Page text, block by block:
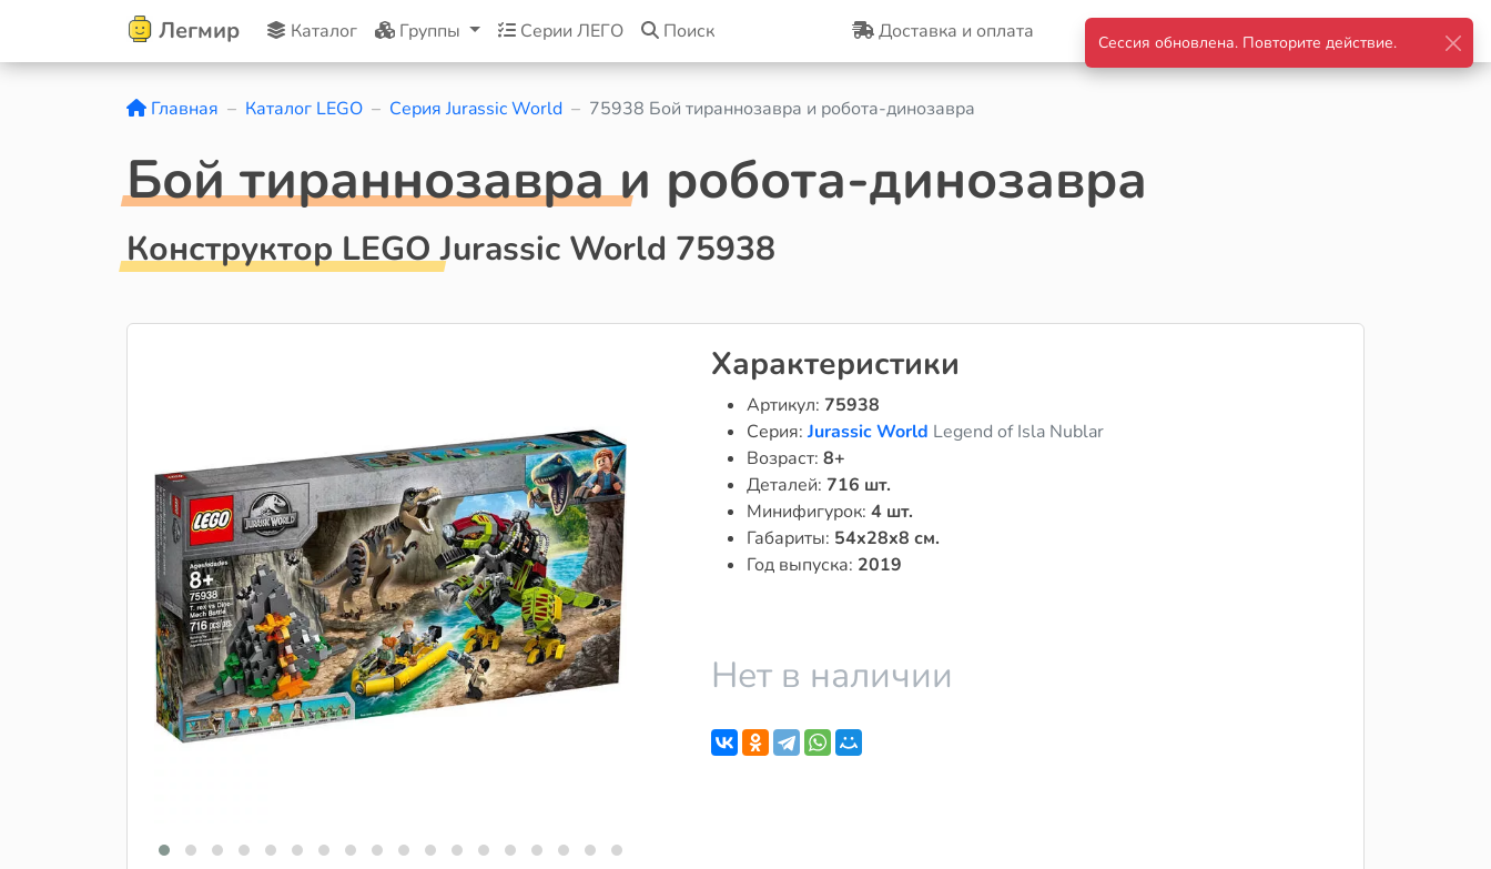
Легмир Каталог Группы Серии ЛЕГО Поиск Доставка и оплата Корзина Войти
Главная Каталог LEGO Серия Jurassic World 75938 Бой тираннозавра и робота-динозавра
Бой тираннозавра и робота-динозавра
Конструктор LEGO Jurassic World 75938
Характеристики
Артикул: 75938
Серия:Jurassic World Legend of Isla Nublar
Возраст: 8+
Деталей: 716 шт.
Минифигурок: 4 шт.
Габариты: 54x28x8 см.
Год выпуска: 2019
Нет в наличии